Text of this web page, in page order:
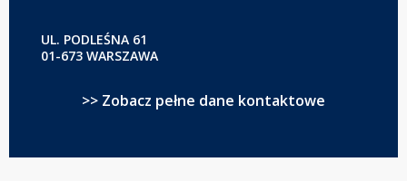
UL. PODLEŚNA 61
01-673 WARSZAWA
>> Zobacz pełne dane kontaktowe